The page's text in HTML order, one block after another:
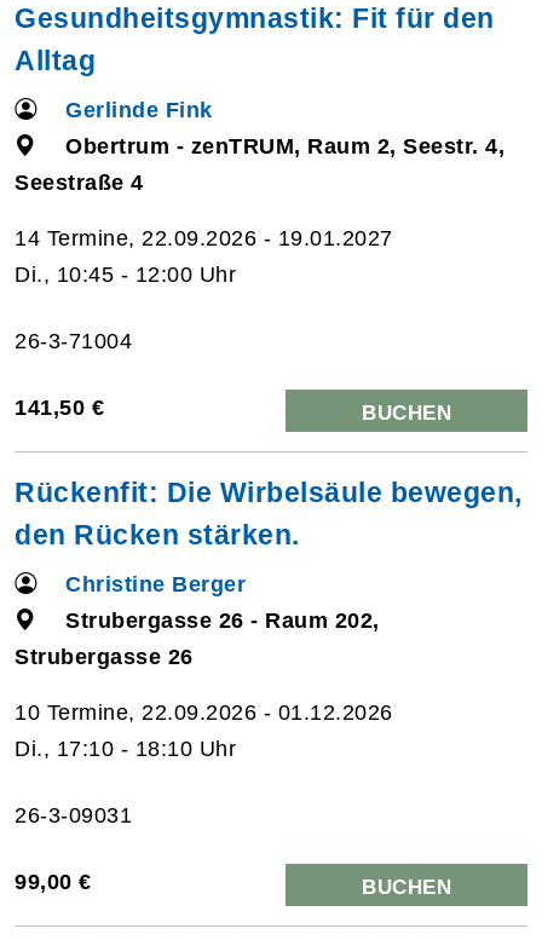
Gesundheitsgymnastik: Fit für den
Alltag
Gerlinde Fink
Obertrum - zenTRUM, Raum 2, Seestr. 4,
Seestraße 4
14 Termine, 22.09.2026 - 19.01.2027
Di., 10:45 - 12:00 Uhr
26-3-71004
141,50 € BUCHEN
Rückenfit: Die Wirbelsäule bewegen,
den Rücken stärken.
Christine Berger
Strubergasse 26 - Raum 202,
Strubergasse 26
10 Termine, 22.09.2026 - 01.12.2026
Di., 17:10 - 18:10 Uhr
26-3-09031
99,00 € BUCHEN